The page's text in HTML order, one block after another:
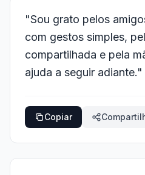
"Sou grato pelos
com gestos simples,
compartilhada e pela
ajuda a seguir adiante."
Copiar